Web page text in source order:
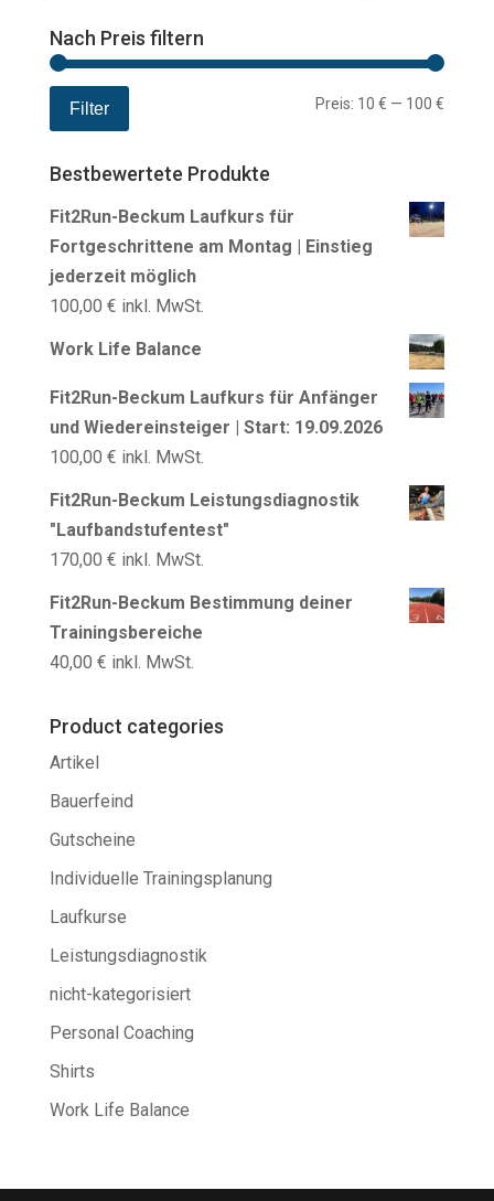
Nach Preis filtern
Filter Preis: 10 € — 100 €
Bestbewertete Produkte
Fit2Run-Beckum Laufkurs für
Fortgeschrittene am Montag | Einstieg
jederzeit möglich
100,00 € inkl. MwSt.
Work Life Balance
Fit2Run-Beckum Laufkurs für Anfänger
und Wiedereinsteiger | Start: 19.09.2026
100,00 € inkl. MwSt.
Fit2Run-Beckum Leistungsdiagnostik
"Laufbandstufentest"
170,00 € inkl. MwSt.
Fit2Run-Beckum Bestimmung deiner
Trainingsbereiche
40,00 € inkl. MwSt.
Product categories
Artikel
Bauerfeind
Gutscheine
Individuelle Trainingsplanung
Laufkurse
Leistungsdiagnostik
nicht-kategorisiert
Personal Coaching
Shirts
Work Life Balance